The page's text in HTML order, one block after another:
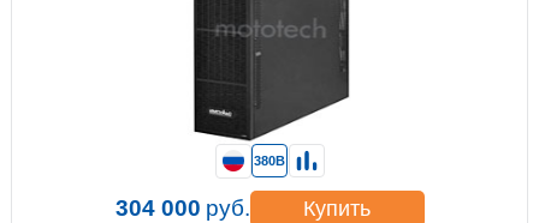
380В
304 000 руб. Купить